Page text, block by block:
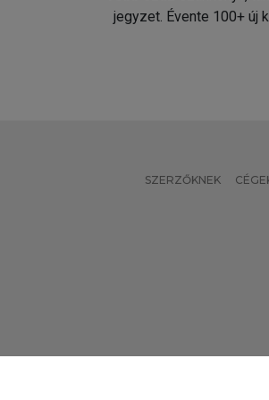
jegyzet. Évente 100+ új
SZERZŐKNEK